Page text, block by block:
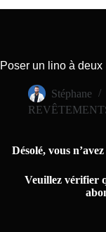
Poser un lino à deux
Stéphane
Désolé, vous
Veuillez vérifier